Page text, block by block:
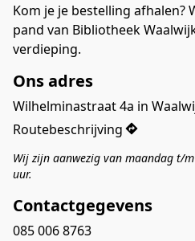
Kom je je bestelling afhalen?
pand van Bibliotheek
verdieping.
Ons adres
Wilhelminastraat 4a in
Routebeschrijving
Wij zijn aanwezig van maandag t/
uur.
Contactgegevens
085 006 8763